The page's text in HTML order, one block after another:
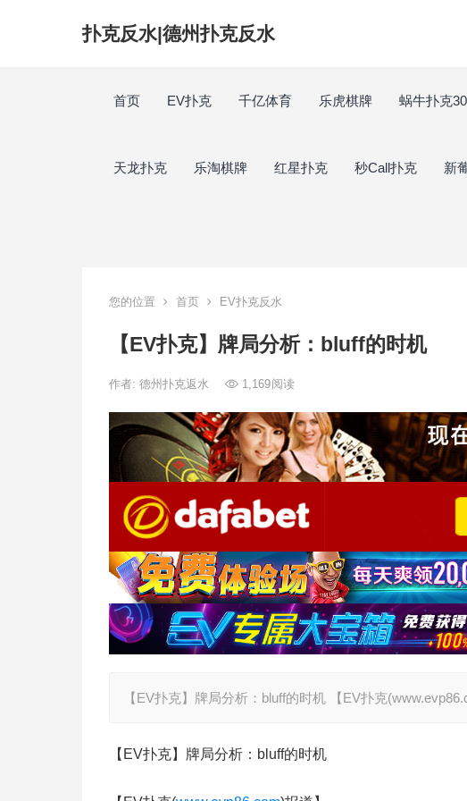
扑克反水|德州扑克反水
首页 EV扑克 千亿体育 乐虎棋牌 蜗牛扑克
天龙扑克 乐淘棋牌 红星扑克 秒Call扑克 新
您的位置 首页 EV扑克反水
【EV扑克】牌局分析：bluff的时机
作者: 德州扑克返水 1,169阅读
【EV扑克】牌局分析：bluff的时机 【EV扑克
【EV扑克】牌局分析：bluff的时机